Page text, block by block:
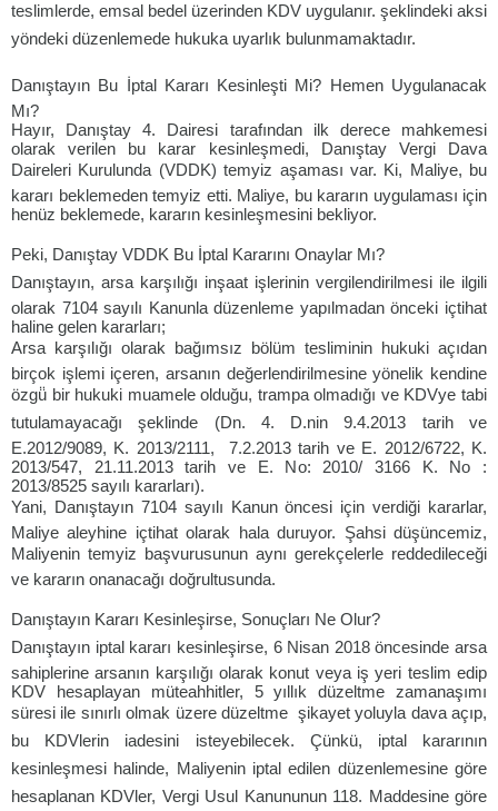
teslimlerde, emsal bedel üzerinden KDV uygulanır. şeklindeki aksi
yöndeki düzenlemede hukuka uyarlık bulunmamaktadır.
Danıştayın Bu İptal Kararı Kesinleşti Mi? Hemen Uygulanacak
Mı?
Hayır, Danıştay 4. Dairesi tarafından ilk derece mahkemesi
olarak verilen bu karar kesinleşmedi, Danıştay Vergi Dava
Daireleri Kurulunda (VDDK) temyiz aşaması var. Ki, Maliye, bu
kararı beklemeden temyiz etti. Maliye, bu kararın uygulaması için
henüz beklemede, kararın kesinleşmesini bekliyor.
Peki, Danıştay VDDK Bu İptal Kararını Onaylar Mı?
Danıştayın, arsa karşılığı inşaat işlerinin vergilendirilmesi ile ilgili
olarak 7104 sayılı Kanunla düzenleme yapılmadan önceki içtihat
haline gelen kararları;
Arsa karşılığı olarak bağımsız bölüm tesliminin hukuki açıdan
birçok işlemi içeren, arsanın değerlendirilmesine yönelik kendine
özgü̈ bir hukuki muamele olduğu, trampa olmadığı ve KDVye tabi
tutulamayacağı şeklinde (Dn. 4. D.nin 9.4.2013 tarih ve
E.2012/9089, K. 2013/2111, 7.2.2013 tarih ve E. 2012/6722, K.
2013/547, 21.11.2013 tarih ve E. No: 2010/ 3166 K. No :
2013/8525 sayılı kararları).
Yani, Danıştayın 7104 sayılı Kanun öncesi için verdiği kararlar,
Maliye aleyhine içtihat olarak hala duruyor. Şahsi düşüncemiz,
Maliyenin temyiz başvurusunun aynı gerekçelerle reddedileceği
ve kararın onanacağı doğrultusunda.
Danıştayın Kararı Kesinleşirse, Sonuçları Ne Olur?
Danıştayın iptal kararı kesinleşirse, 6 Nisan 2018 öncesinde arsa
sahiplerine arsanın karşılığı olarak konut veya iş yeri teslim edip
KDV hesaplayan müteahhitler, 5 yıllık düzeltme zamanaşımı
süresi ile sınırlı olmak üzere düzeltme  şikayet yoluyla dava açıp,
bu KDVlerin iadesini isteyebilecek. Çünkü, iptal kararının
kesinleşmesi halinde, Maliyenin iptal edilen düzenlemesine göre
hesaplanan KDVler, Vergi Usul Kanununun 118. Maddesine göre